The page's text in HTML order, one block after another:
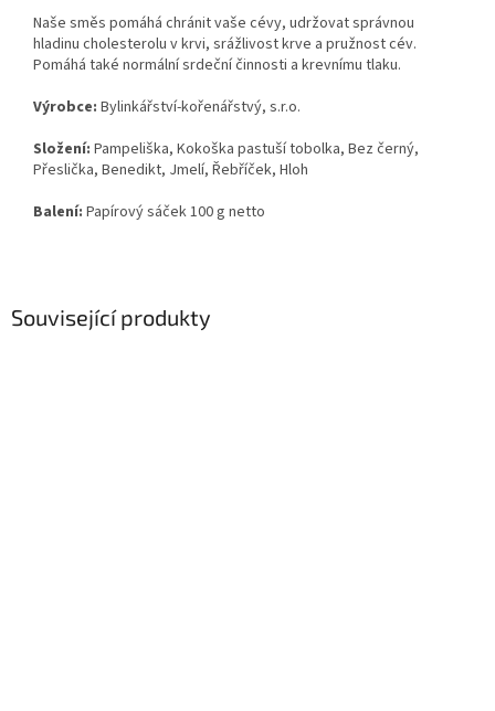
Související produkty
Naše směs pomáhá chránit vaše cévy, udržovat správnou
hladinu cholesterolu v krvi, srážlivost krve a pružnost cév.
Pomáhá také normální srdeční činnosti a krevnímu tlaku.
Výrobce: Bylinkářství-kořenářstvý, s.r.o.
Složení: Pampeliška, Kokoška pastuší tobolka, Bez černý,
Přeslička, Benedikt, Jmelí, Řebříček, Hloh
Balení: Papírový sáček 100 g netto